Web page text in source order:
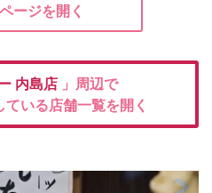
ージを開く
内島店 」周辺で
いる店舗一覧を開く